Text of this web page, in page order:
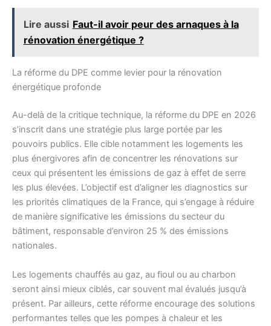
Lire aussi Faut-il avoir peur des arnaques à la
rénovation énergétique ?
La réforme du DPE comme levier pour la rénovation
énergétique profonde
Au-delà de la critique technique, la réforme du DPE en 2026
s’inscrit dans une stratégie plus large portée par les
pouvoirs publics. Elle cible notamment les logements les
plus énergivores afin de concentrer les rénovations sur
ceux qui présentent les émissions de gaz à effet de serre
les plus élevées. L’objectif est d’aligner les diagnostics sur
les priorités climatiques de la France, qui s’engage à réduire
de manière significative les émissions du secteur du
bâtiment, responsable d’environ 25 % des émissions
nationales.
Les logements chauffés au gaz, au fioul ou au charbon
seront ainsi mieux ciblés, car souvent mal évalués jusqu’à
présent. Par ailleurs, cette réforme encourage des solutions
performantes telles que les pompes à chaleur et les